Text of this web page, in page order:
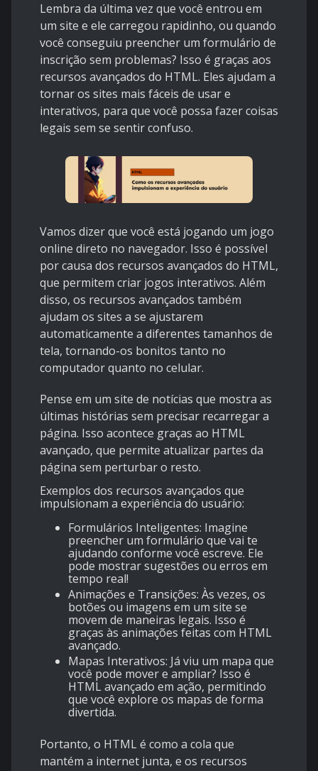
Lembra da última vez que você entrou em
um site e ele carregou rapidinho, ou quando
você conseguiu preencher um formulário de
inscrição sem problemas? Isso é graças aos
recursos avançados do HTML. Eles ajudam a
tornar os sites mais fáceis de usar e
interativos, para que você possa fazer coisas
legais sem se sentir confuso.
Vamos dizer que você está jogando um jogo
online direto no navegador. Isso é possível
por causa dos recursos avançados do HTML,
que permitem criar jogos interativos. Além
disso, os recursos avançados também
ajudam os sites a se ajustarem
automaticamente a diferentes tamanhos de
tela, tornando-os bonitos tanto no
computador quanto no celular.
Pense em um site de notícias que mostra as
últimas histórias sem precisar recarregar a
página. Isso acontece graças ao HTML
avançado, que permite atualizar partes da
página sem perturbar o resto.
Exemplos dos recursos avançados que
impulsionam a experiência do usuário:
Formulários Inteligentes: Imagine
preencher um formulário que vai te
ajudando conforme você escreve. Ele
pode mostrar sugestões ou erros em
tempo real!
Animações e Transições: Às vezes, os
botões ou imagens em um site se
movem de maneiras legais. Isso é
graças às animações feitas com HTML
avançado.
Mapas Interativos: Já viu um mapa que
você pode mover e ampliar? Isso é
HTML avançado em ação, permitindo
que você explore os mapas de forma
divertida.
Portanto, o HTML é como a cola que
mantém a internet junta, e os recursos